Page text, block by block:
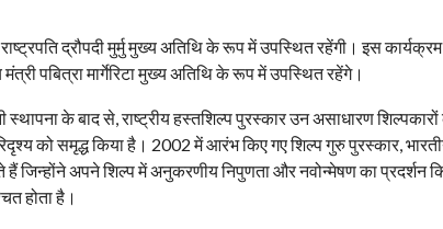
द्रौपदी मुर्मु मुख्य अतिथि के रूप में उपस्थित रहेंगी। इस
मंत्री पबित्रा मार्गेरिटा मुख्य अतिथि के रूप में उपस्थित रहेंगे।
के बाद से, राष्ट्रीय हस्तशिल्प पुरस्कार उन असाधारण
को समृद्ध किया है। 2002 में आरंभ किए गए शिल्प गुरु पुरस्कार,
हैं जिन्होंने अपने शिल्प में अनुकरणीय निपुणता और नवोन्‍मेषण का प्रदर्शन
होता है।